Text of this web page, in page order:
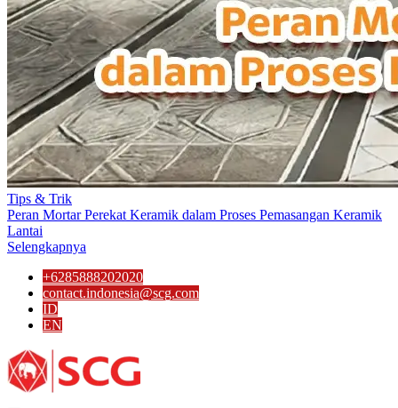
Tips & Trik
Peran Mortar Perekat Keramik dalam Proses Pemasangan Keramik
Lantai
Selengkapnya
+6285888202020
contact.indonesia@scg.com
ID
EN